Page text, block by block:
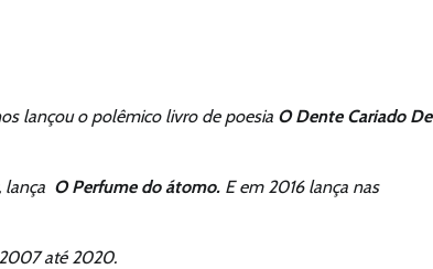
lançou o polêmico livro de poesia O Dente Cariado De
lança O Perfume do átomo. E em 2016 lança nas
até 2020.